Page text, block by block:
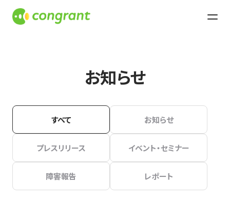
お知らせ
すべて お知らせ
プレスリリース イベント・セミナー
障害報告 レポート